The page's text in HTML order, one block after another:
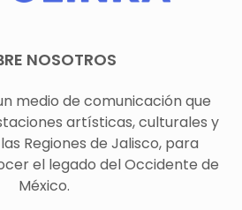
NOSOTROS
medio de comunicación que
artísticas, culturales y
Regiones de Jalisco, para
el legado del Occidente de
México.